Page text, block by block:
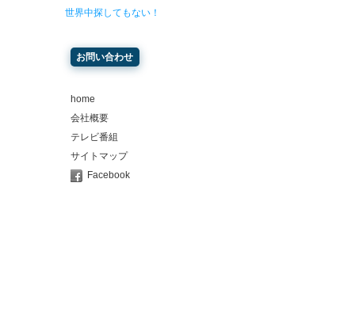
世界中探してもない！
お問い合わせ
home
会社概要
テレビ番組
サイトマップ
Facebook